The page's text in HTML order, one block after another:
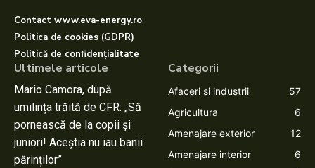
Contact www.eva-energy.ro
Politica de cookies (GDPR)
Politică de confidențialitate
Ultimele articole
Mario Camora, după
umilința trăită de CFR: „Să
pornească de la copii și
juniori! Aceștia nu iau banii
părinților”
Categorii
Afaceri si industrii
57
Agricultura
6
Amenajare exterior
12
Amenajare interior
6